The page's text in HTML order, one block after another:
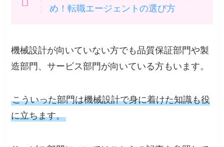
め！転職エージェントの選び方
機械設計が向いていない方でも品質保証部門や製
造部門、サービス部門が向いている方もいます。
こういった部門は機械設計で身に着けた知識も役
に立ちます。